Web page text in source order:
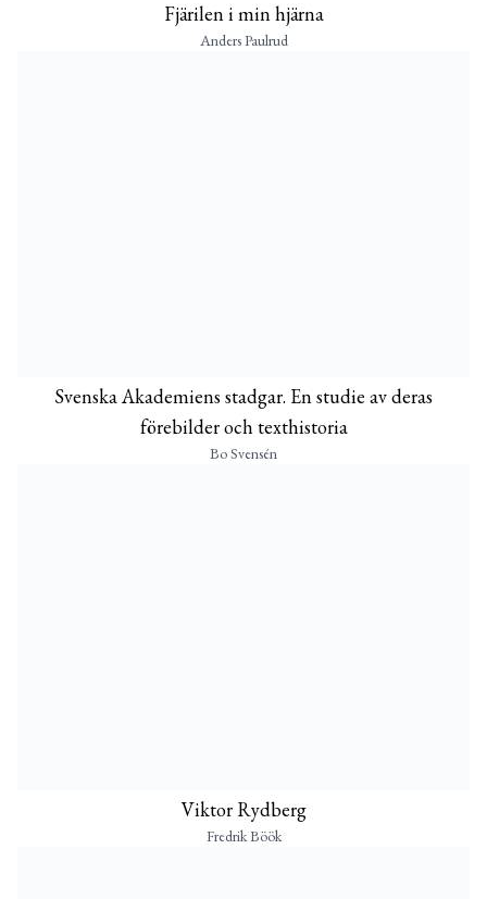
Fjärilen i min hjärna
Anders Paulrud
Svenska Akademiens stadgar. En studie av deras
förebilder och texthistoria
Bo Svensén
Viktor Rydberg
Fredrik Böök